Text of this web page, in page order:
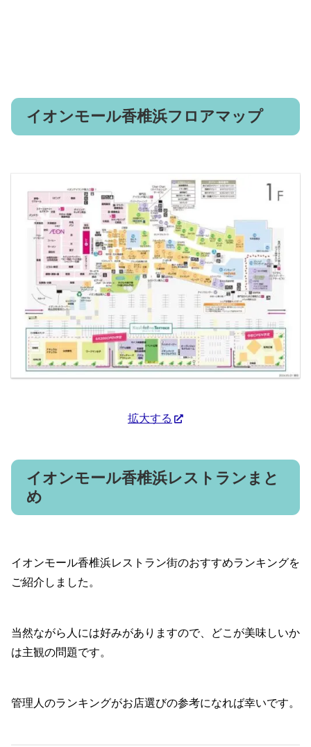
イオンモール香椎浜フロアマップ
拡大する
イオンモール香椎浜レストランまと
め
イオンモール香椎浜レストラン街のおすすめランキングを
ご紹介しました。
当然ながら人には好みがありますので、どこが美味しいか
は主観の問題です。
管理人のランキングがお店選びの参考になれば幸いです。